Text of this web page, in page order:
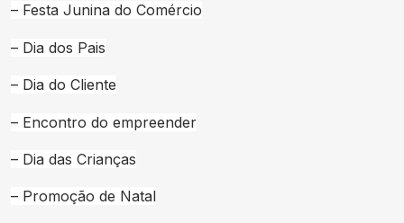
– Festa Junina do Comércio
– Dia dos Pais
– Dia do Cliente
– Encontro do empreender
– Dia das Crianças
– Promoção de Natal